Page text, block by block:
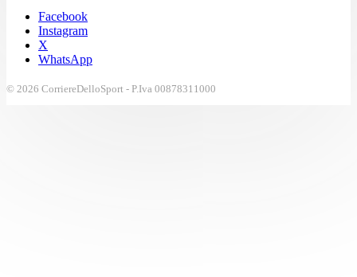
Facebook
Instagram
X
WhatsApp
© 2026 CorriereDelloSport - P.Iva 00878311000